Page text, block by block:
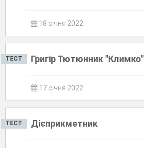
18 січня 2022
ТЕСТ Григір Тютюнник "Климко"
17 січня 2022
ТЕСТ Дієприкметник